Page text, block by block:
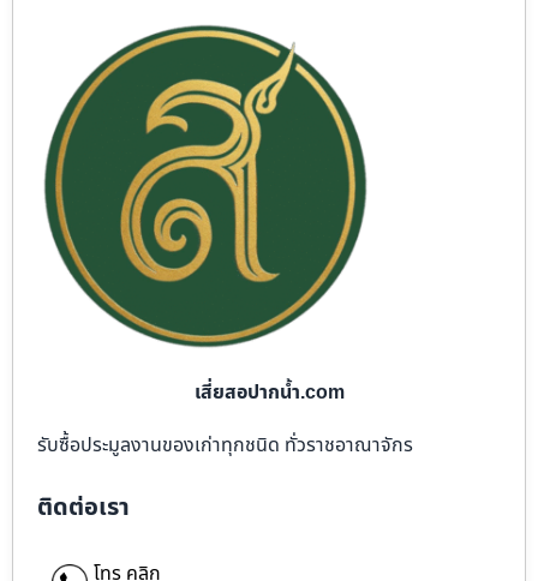
เสี่ยสอปากน้ำ.com
รับซื้อประมูลงานของเก่าทุกชนิด ทั่วราชอาณาจักร
ติดต่อเรา
โทร คลิก